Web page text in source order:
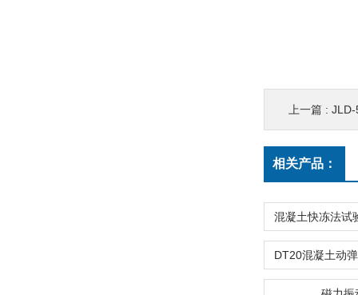
上一篇 : JLD-
相关产品：